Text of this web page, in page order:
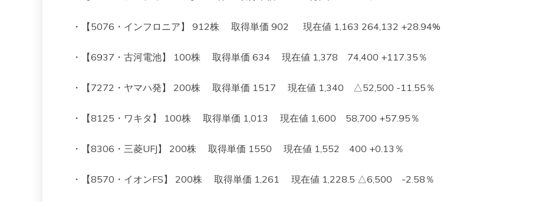
・【5076・インフロニア】 912株 取得単価 902 現在値 1,163 264,132 +28.94%
・【6937・古河電池】 100株 取得単価 634 現在値 1,378 74,400 +117.35％
・【7272・ヤマハ発】 200株 取得単価 1517 現在値 1,340 △52,500 -11.55％
・【8125・ワキタ】 100株 取得単価 1,013 現在値 1,600 58,700 +57.95％
・【8306・三菱UFJ】 200株 取得単価 1550 現在値 1,552 400 +0.13％
・【8570・イオンFS】 200株 取得単価 1,261 現在値 1,228.5 △6,500 -2.58％